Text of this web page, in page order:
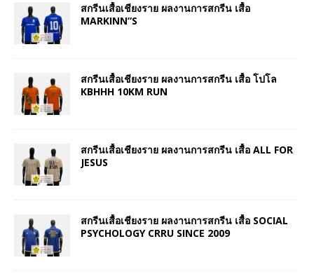
สกรีนเสื้อเชียงราย ผลงานการสกรีน เสื้อ
MARKINN”S
สกรีนเสื้อเชียงราย ผลงานการสกรีน เสื้อ โปโล
KBHHH 10KM RUN
สกรีนเสื้อเชียงราย ผลงานการสกรีน เสื้อ ALL FOR
JESUS
สกรีนเสื้อเชียงราย ผลงานการสกรีน เสื้อ SOCIAL
PSYCHOLOGY CRRU SINCE 2009